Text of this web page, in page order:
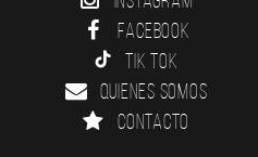
Facebook
Tik Tok
Quienes somos
Contacto